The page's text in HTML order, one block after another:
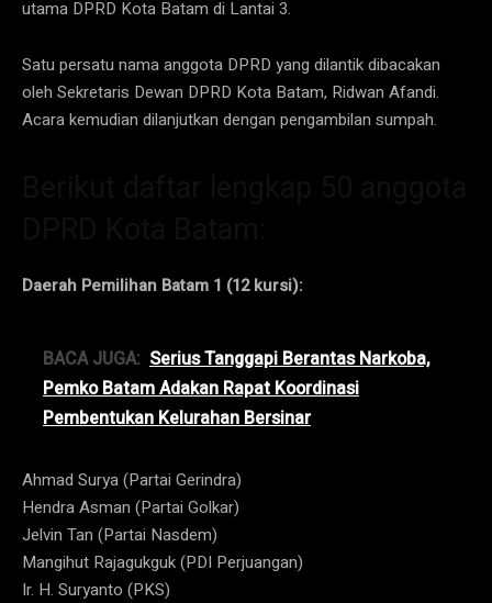
utama DPRD Kota Batam di Lantai 3.
Satu persatu nama anggota DPRD yang dilantik dibacakan
oleh Sekretaris Dewan DPRD Kota Batam, Ridwan Afandi.
Acara kemudian dilanjutkan dengan pengambilan sumpah.
Daerah Pemilihan Batam 1 (12 kursi):
BACA JUGA: Serius Tanggapi Berantas Narkoba,
Pemko Batam Adakan Rapat Koordinasi
Pembentukan Kelurahan Bersinar
Ahmad Surya (Partai Gerindra)
Hendra Asman (Partai Golkar)
Jelvin Tan (Partai Nasdem)
Mangihut Rajagukguk (PDI Perjuangan)
Ir. H. Suryanto (PKS)